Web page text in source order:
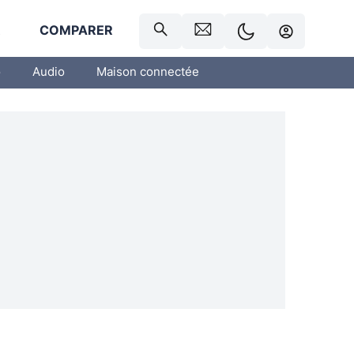
COMPARER
Audio Maison connectée